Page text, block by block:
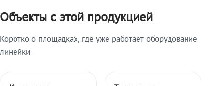
Объекты с этой продукцией
Коротко о площадках, где уже работает оборудование
линейки.